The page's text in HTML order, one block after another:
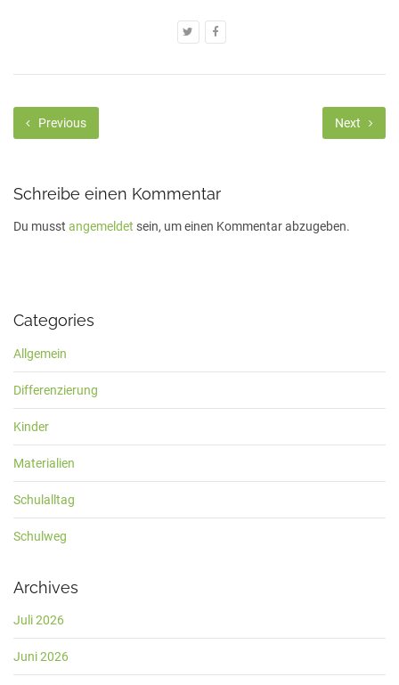
Previous Next
Schreibe einen Kommentar
Du musst angemeldet sein, um einen Kommentar abzugeben.
Categories
Allgemein
Differenzierung
Kinder
Materialien
Schulalltag
Schulweg
Archives
Juli 2026
Juni 2026